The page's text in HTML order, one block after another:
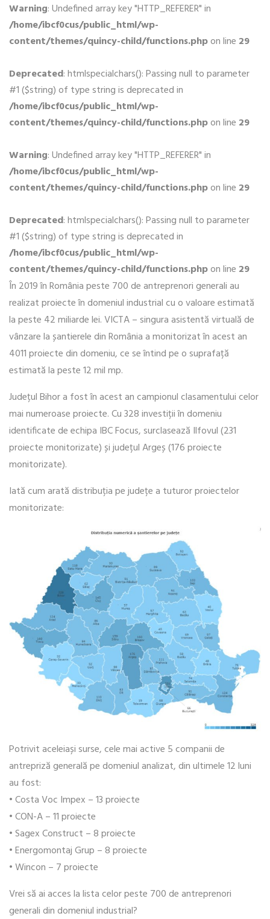
Warning: Undefined array key "HTTP_REFERER" in
/home/ibcf0cus/public_html/wp-
content/themes/quincy-child/functions.phpon line 29
Deprecated: htmlspecialchars(): Passing null to parameter
#1 ($string) of type string is deprecated in
/home/ibcf0cus/public_html/wp-
content/themes/quincy-child/functions.phpon line 29
Warning: Undefined array key "HTTP_REFERER" in
/home/ibcf0cus/public_html/wp-
content/themes/quincy-child/functions.phpon line 29
Deprecated: htmlspecialchars(): Passing null to parameter
#1 ($string) of type string is deprecated in
/home/ibcf0cus/public_html/wp-
content/themes/quincy-child/functions.phpon line 29
În 2019 în România peste 700 de antreprenori generali au
realizat proiecte în domeniul industrial cu o valoare estimată
la peste 42 miliarde lei. VICTA – singura asistentă virtuală de
vânzare la șantierele din România a monitorizat în acest an
4011 proiecte din domeniu, ce se întind pe o suprafață
estimată la peste 12 mil mp.
Județul Bihor a fost în acest an campionul clasamentului celor
mai numeroase proiecte. Cu 328 investiții în domeniu
identificate de echipa IBC Focus, surclasează Ilfovul (231
proiecte monitorizate) și județul Argeș (176 proiecte
monitorizate).
Iată cum arată distribuția pe județe a tuturor proiectelor
monitorizate:
Potrivit aceleiași surse, cele mai active 5 companii de
antrepriză generală pe domeniul analizat, din ultimele 12 luni
au fost:
• Costa Voc Impex – 13 proiecte
• CON-A – 11 proiecte
• Sagex Construct – 8 proiecte
• Energomontaj Grup – 8 proiecte
• Wincon – 7 proiecte
Vrei să ai acces la lista celor peste 700 de antreprenori
generali din domeniul industrial?